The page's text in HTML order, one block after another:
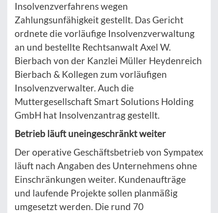
Insolvenzverfahrens wegen
Zahlungsunfähigkeit gestellt. Das Gericht
ordnete die vorläufige Insolvenzverwaltung
an und bestellte Rechtsanwalt Axel W.
Bierbach von der Kanzlei Müller Heydenreich
Bierbach & Kollegen zum vorläufigen
Insolvenzverwalter. Auch die
Muttergesellschaft Smart Solutions Holding
GmbH hat Insolvenzantrag gestellt.
Betrieb läuft uneingeschränkt weiter
Der operative Geschäftsbetrieb von Sympatex
läuft nach Angaben des Unternehmens ohne
Einschränkungen weiter. Kundenaufträge
und laufende Projekte sollen planmäßig
umgesetzt werden. Die rund 70